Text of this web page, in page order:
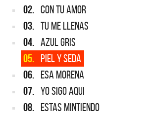
02. CON TU AMOR
03. TU ME LLENAS
04. AZUL GRIS
05. PIEL Y SEDA
06. ESA MORENA
07. YO SIGO AQUI
08. ESTAS MINTIENDO